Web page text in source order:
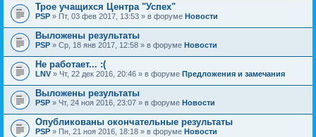
Трое учащихся Центра "Успех"
PSP » Пт, 03 фев 2017, 13:53 » в форуме Новости
Выложены результаты
PSP » Ср, 18 янв 2017, 12:58 » в форуме Новости
Не работает... :(
LNV » Чт, 22 дек 2016, 20:46 » в форуме Предложения и замечания
Выложены результаты
PSP » Чт, 24 ноя 2016, 23:07 » в форуме Новости
Опубликованы окончательные результаты
PSP » Пн, 21 ноя 2016, 18:18 » в форуме Новости